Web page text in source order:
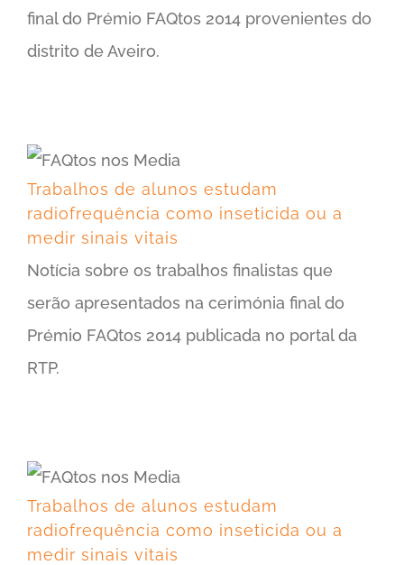
final do Prémio FAQtos 2014 provenientes do
distrito de Aveiro.
Trabalhos de alunos estudam
radiofrequência como inseticida ou a
medir sinais vitais
Notícia sobre os trabalhos finalistas que
serão apresentados na cerimónia final do
Prémio FAQtos 2014 publicada no portal da
RTP.
Trabalhos de alunos estudam
radiofrequência como inseticida ou a
medir sinais vitais